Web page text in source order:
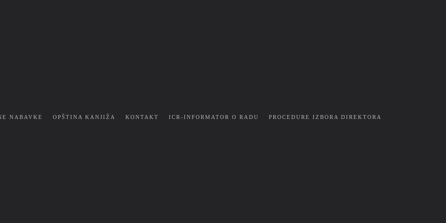
NABAVKE OPŠTINA KANJIŽA KONTAKT ICR-INFORMATOR O RADU PROCEDURE IZBORA DIREKTORA